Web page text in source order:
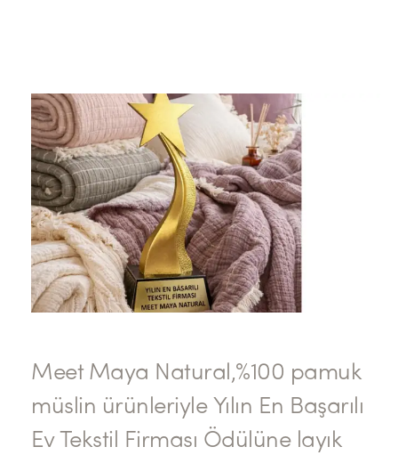
Meet Maya Natural,%100 pamuk
müslin ürünleriyle Yılın En Başarılı
Ev Tekstil Firması Ödülüne layık